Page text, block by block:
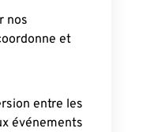
nos
et
entre les
événements